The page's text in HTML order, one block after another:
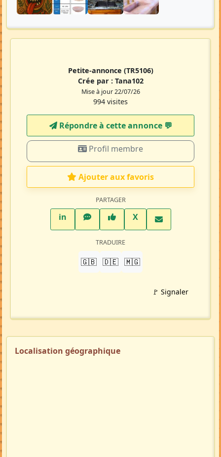
Petite-annonce (TR5106)
Crée par : Tana102
Mise à jour 22/07/26
994 visites
Répondre à cette annonce 💬​
Profil membre
Ajouter aux favoris
PARTAGER
inLinkedInWhatsAppFacebook
XTwitter X
TRADUIRE
🇬🇧 🇩🇪 🇲🇬
🚩 Signaler
Localisation géographique